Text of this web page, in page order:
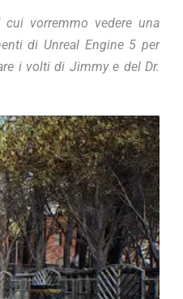
vorremmo vedere una
di Unreal Engine 5 per
i volti di Jimmy e del Dr.